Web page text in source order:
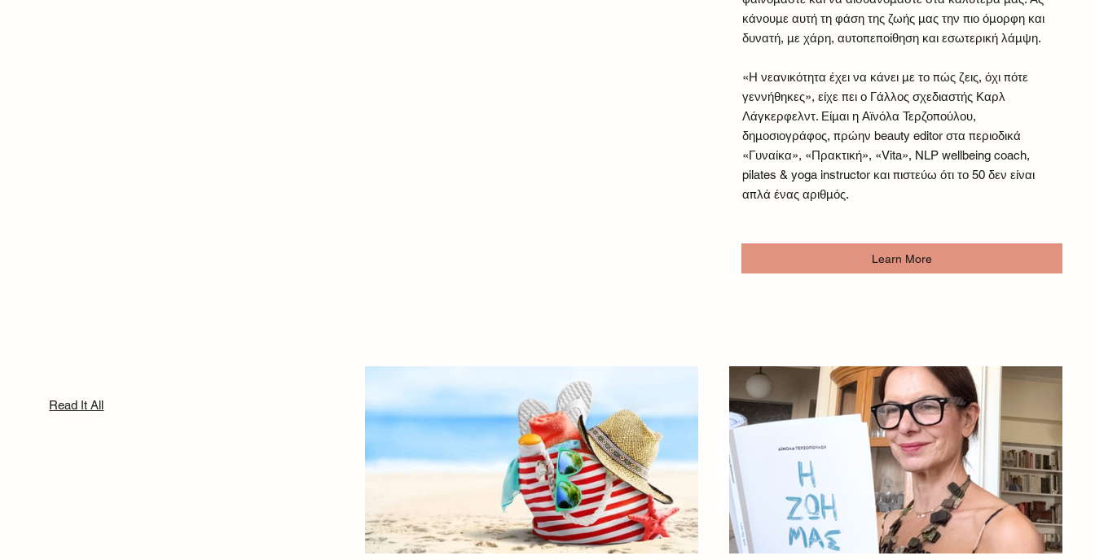
κάνουμε αυτή τη φάση της ζωής μας την πιο όμορφη και
δυνατή, με χάρη, αυτοπεποίθηση και εσωτερική λάμψη.
«Η νεανικότητα έχει να κάνει με το πώς ζεις, όχι πότε
γεννήθηκες», είχε πει ο Γάλλος σχεδιαστής Καρλ
Λάγκερφελντ. Είμαι η Αϊνόλα Τερζοπούλου,
δημοσιογράφος, πρώην beauty editor στα περιοδικά
«Γυναίκα», «Πρακτική», «Vita», NLP wellbeing coach,
pilates & yoga instructor και πιστεύω ότι το 50 δεν είναι
απλά ένας αριθμός.
Learn More
Read It All